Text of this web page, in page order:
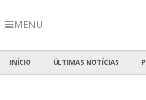
MENU
INÍCIO ÚLTIMAS NOTÍCIAS